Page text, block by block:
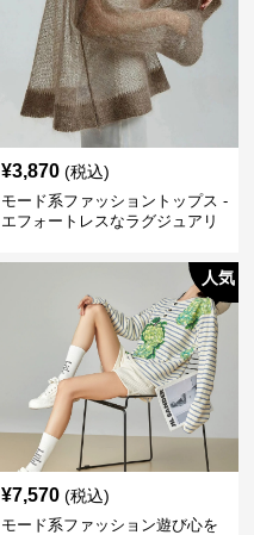
¥3,870 (税込)
モード系ファッショントップス -
エフォートレスなラグジュアリ
人気
¥7,570 (税込)
モード系ファッション遊び心を